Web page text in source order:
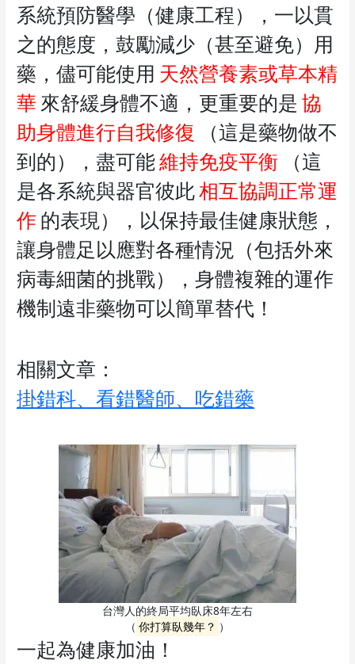
系統預防醫學（健康工程），一以貫
之的態度，鼓勵減少（甚至避免）用
藥，儘可能使用 天然營養素或草本精
華 來舒緩身體不適，更重要的是 協
助身體進行自我修復
（這是藥物做不
到的），盡可能維持免疫平衡
（這
是各系統與器官彼此相互協調正常運
作的表現），以保持最佳健康狀態，
讓身體足以應對各種情況（包括外來
病毒細菌的挑戰），身體複雜的運作
機制遠非藥物可以簡單替代！
相關文章：
掛錯科、看錯醫師、吃錯藥
台灣人的終局平均臥床8年左右
（ 你打算臥幾年？ ）
一起為健康加油！